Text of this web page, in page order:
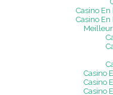
Casino
Casino
Casino
Casino
Casino